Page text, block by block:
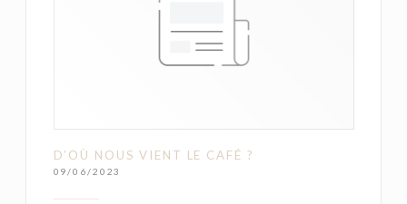
D’OÙ NOUS VIENT LE CAFÉ ?
09/06/2023